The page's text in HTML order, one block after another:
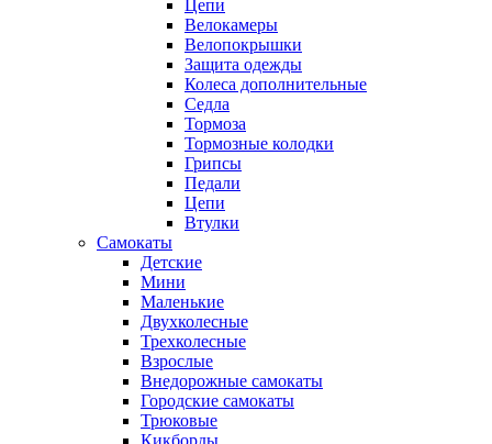
Цепи
Велокамеры
Велопокрышки
Защита одежды
Колеса дополнительные
Седла
Тормоза
Тормозные колодки
Грипсы
Педали
Цепи
Втулки
Самокаты
Детские
Мини
Маленькие
Двухколесные
Трехколесные
Взрослые
Внедорожные самокаты
Городские самокаты
Трюковые
Кикборды